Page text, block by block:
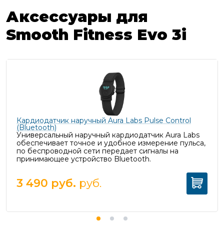
Аксессуары для
Smooth Fitness Evo 3i
Кардиодатчик наручный Aura Labs Pulse Control
(Bluetooth)
Универсальный наручный кардиодатчик Aura Labs
обеспечивает точное и удобное измерение пульса,
по беспроводной сети передает сигналы на
принимающее устройство Bluetooth.
3 490 руб. руб.